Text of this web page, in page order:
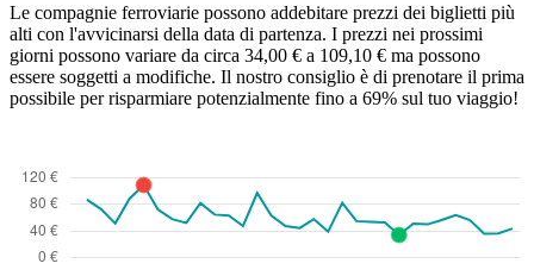
Le compagnie ferroviarie possono addebitare prezzi dei biglietti più
alti con l'avvicinarsi della data di partenza. I prezzi nei prossimi
giorni possono variare da circa 34,00 € a 109,10 € ma possono
essere soggetti a modifiche. Il nostro consiglio è di prenotare il prima
possibile per risparmiare potenzialmente fino a 69% sul tuo viaggio!